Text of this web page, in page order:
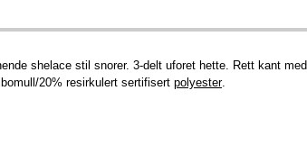
shelace stil snorer. 3-delt uforet hette. Rett kant med
20% resirkulert sertifisert polyester.